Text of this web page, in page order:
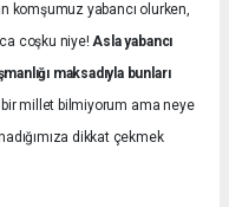
komşumuz yabancı olurken,
coşku niye!Asla yabancı
maksadıyla bunları
millet bilmiyorum ama neye
dikkat çekmek